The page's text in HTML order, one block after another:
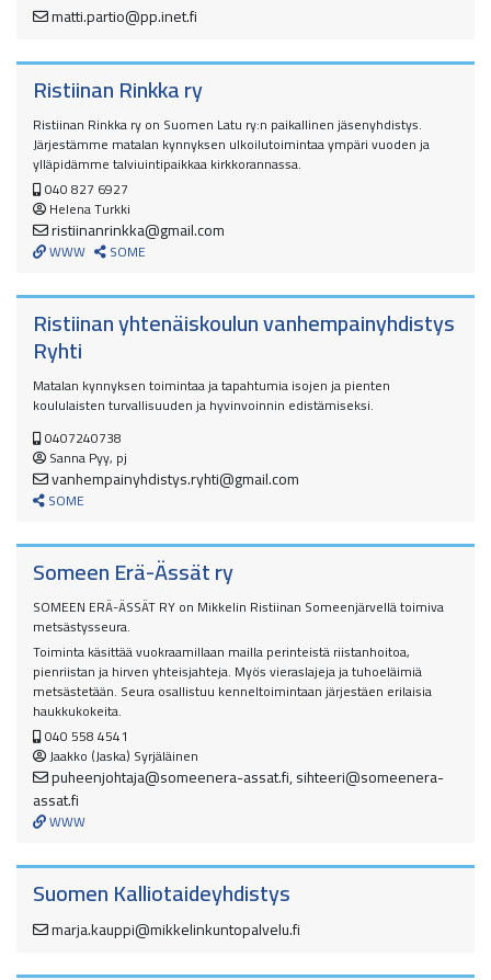
matti.partio@pp.inet.fi
Ristiinan Rinkka ry
Ristiinan Rinkka ry on Suomen Latu ry:n paikallinen jäsenyhdistys.
Järjestämme matalan kynnyksen ulkoilutoimintaa ympäri vuoden ja
ylläpidämme talviuintipaikkaa kirkkorannassa.
040 827 6927
Helena Turkki
ristiinanrinkka@gmail.com
WWW SOME
Ristiinan yhtenäiskoulun vanhempainyhdistys
Ryhti
Matalan kynnyksen toimintaa ja tapahtumia isojen ja pienten
koululaisten turvallisuuden ja hyvinvoinnin edistämiseksi.
0407240738
Sanna Pyy, pj
vanhempainyhdistys.ryhti@gmail.com
SOME
Someen Erä-Ässät ry
SOMEEN ERÄ-ÄSSÄT RY on Mikkelin Ristiinan Someenjärvellä toimiva
metsästysseura.
Toiminta käsittää vuokraamillaan mailla perinteistä riistanhoitoa,
pienriistan ja hirven yhteisjahteja. Myös vieraslajeja ja tuhoeläimiä
metsästetään. Seura osallistuu kenneltoimintaan järjestäen erilaisia
haukkukokeita.
040 558 4541
Jaakko (Jaska) Syrjäläinen
puheenjohtaja@someenera-assat.fi, sihteeri@someenera-
assat.fi
WWW
Suomen Kalliotaideyhdistys
marja.kauppi@mikkelinkuntopalvelu.fi